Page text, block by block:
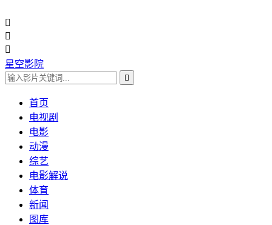



星空影院

首页
电视剧
电影
动漫
综艺
电影解说
体育
新闻
图库